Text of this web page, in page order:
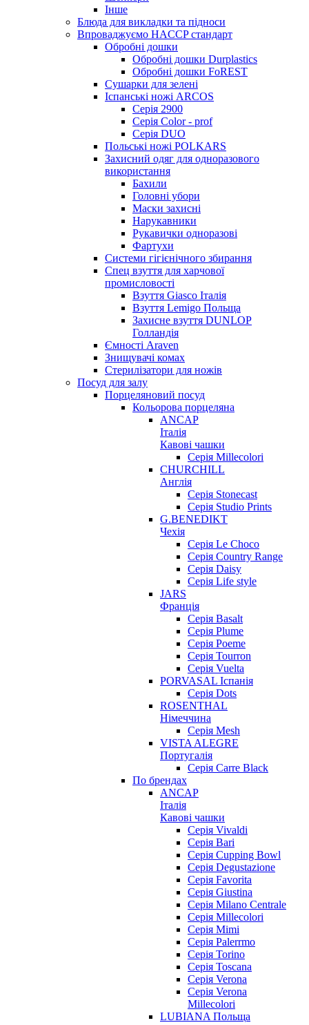
Інше
Блюда для викладки та підноси
Впроваджуємо HACCP стандарт
Обробні дошки
Обробні дошки Durplastics
Обробні дошки FoREST
Сушарки для зелені
Іспанські ножі ARCOS
Серія 2900
Серія Color - prof
Серія DUO
Польські ножі POLKARS
Захисний одяг для одноразового
використання
Бахили
Головні убори
Маски захисні
Нарукавники
Рукавички одноразові
Фартухи
Системи гігієнічного збирання
Спец взуття для харчової
промисловості
Взуття Giasco Італія
Взуття Lemigo Польща
Захисне взуття DUNLOP
Голландія
Ємності Araven
Знищувачі комах
Стерилізатори для ножів
Посуд для залу
Порцеляновий посуд
Кольорова порцеляна
ANCAP
Італія
Кавові чашки
Серія Millecolori
CHURCHILL
Англія
Серія Stonecast
Серія Studio Prints
G.BENEDIKT
Чехія
Cерія Le Choco
Серія Country Range
Серія Daisy
Серія Life style
JARS
Франція
Серія Basalt
Серія Plume
Серія Poeme
Серія Tourron
Серія Vuelta
PORVASAL Іспанія
Серія Dots
ROSENTHAL
Німеччина
Серія Mesh
VISTA ALEGRE
Португалія
Серія Carre Black
По брендах
ANCAP
Італія
Кавові чашки
Cерія Vivaldi
Серія Bari
Серія Cupping Bowl
Серія Degustazione
Серія Favorita
Серія Giustina
Серія Milano Centrale
Серія Millecolori
Серія Mimi
Серія Palerrmo
Серія Torino
Серія Toscana
Серія Verona
Серія Verona
Millecolori
LUBIANA Польща